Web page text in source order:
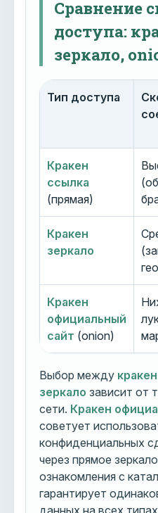
Сравнение
доступа:
зеркало,
Тип доступа
Кракен
ссылка
(прямая)
Кракен
зеркало
Кракен
официальный
сайт (onion)
Выбор между
зеркало зависит от
сети. Кракен
советует
конфиденциальных
через прямое
ознакомления с
гарантирует